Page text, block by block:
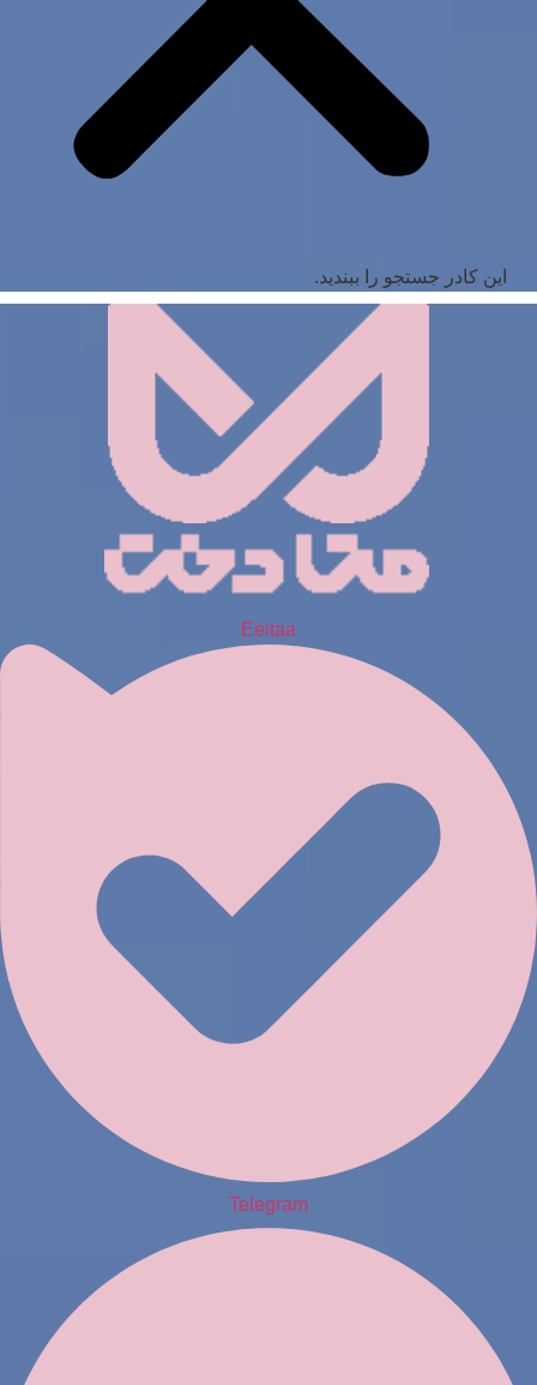
این کادر جستجو را ببندید.
Eeitaa
Telegram